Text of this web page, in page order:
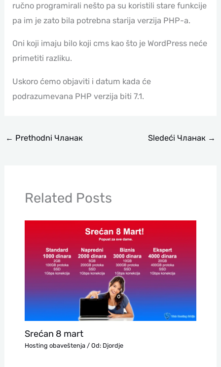
ručno programirali nešto pa su koristili stare funkcije
pa im je zato bila potrebna starija verzija PHP-a.
Oni koji imaju bilo koji cms kao što je WordPress neće
primetiti razliku.
Uskoro ćemo objaviti i datum kada će
podrazumevana PHP verzija biti 7.1.
← Prethodni Чланак Sledeći Чланак →
Related Posts
Srećan 8 mart
Hosting obaveštenja/ Od: Djordje